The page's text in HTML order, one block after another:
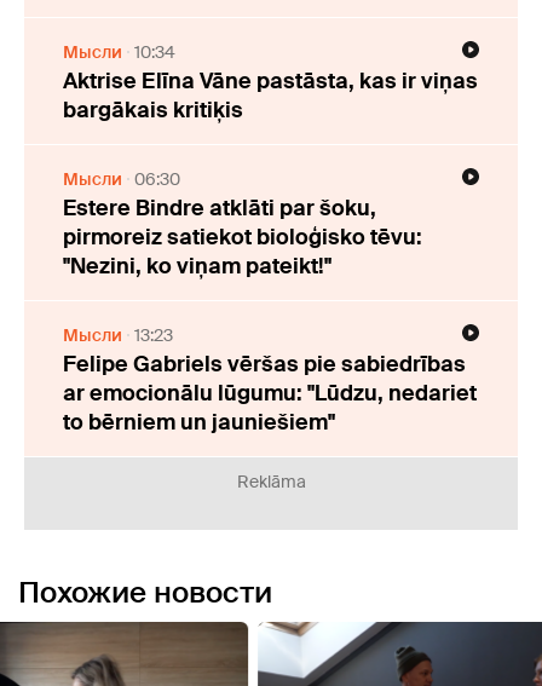
Мысли 10:34
Aktrise Elīna Vāne pastāsta, kas ir viņas
bargākais kritiķis
Мысли 06:30
Estere Bindre atklāti par šoku,
pirmoreiz satiekot bioloģisko tēvu:
"Nezini, ko viņam pateikt!"
Мысли 13:23
Felipe Gabriels vēršas pie sabiedrības
ar emocionālu lūgumu: "Lūdzu, nedariet
to bērniem un jauniešiem"
Reklāma
Похожие новости